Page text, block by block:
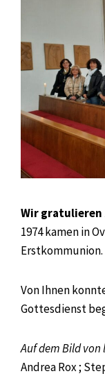
Wir gratulieren
1974 kamen in
Von Ihnen
Gottesdienst
Auf dem Bild
Andrea Rox ;